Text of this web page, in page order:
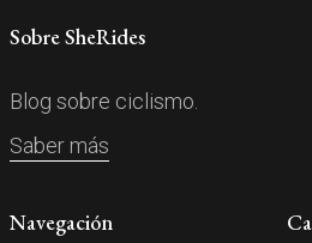
Sobre SheRides
Blog sobre ciclismo.
Saber más
Navegación